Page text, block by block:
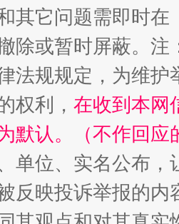
背后
其它问题需即时在
除或暂时屏蔽。
法规规定，为维
权利， 在收到本网
默认。（不作回应
单位、实名公布
反映投诉举报的